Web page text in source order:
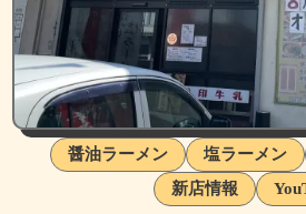
醤油ラーメン 塩ラーメン
新店情報